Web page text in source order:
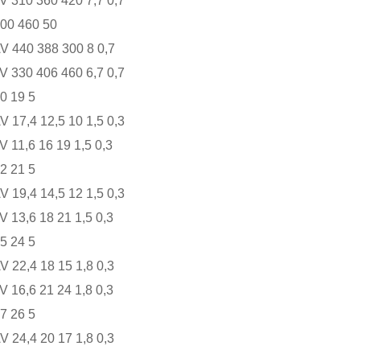
460 50
388 300 8 0,7
406 460 6,7 0,7
19 5
12,5 10 1,5 0,3
16 19 1,5 0,3
21 5
14,5 12 1,5 0,3
18 21 1,5 0,3
24 5
18 15 1,8 0,3
21 24 1,8 0,3
26 5
20 17 1,8 0,3